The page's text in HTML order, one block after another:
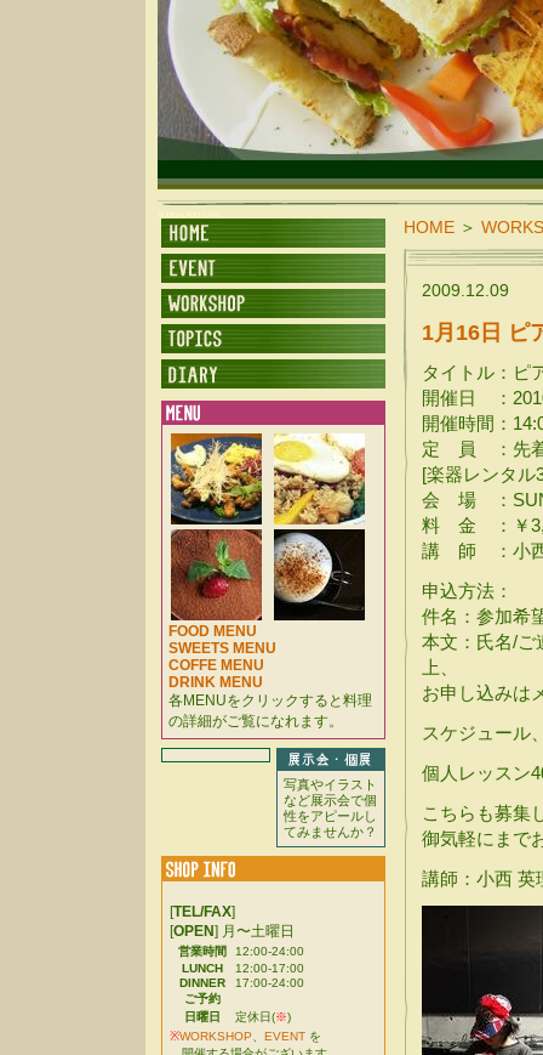
HOME ＞
2009.12.09
1月16日 ピ
タイトル：ピ
開催日 ：
開催時間：
定 員 ：先着
[楽器レンタル
会 場 ：
料 金 ：￥
講 師 ：小西
申込方法：
件名：参加希
本文：氏名/ご
上、
お申し込みは
スケジュール
個人レッスン
こちらも募集
御気軽にまで
講師：小西 英
FOOD MENU
SWEETS MENU
COFFE MENU
DRINK MENU
各MENUをクリックすると料理
の詳細がご覧になれます。
写真やイラスト
など展示会で個
性をアピールし
てみませんか？
[TEL/FAX]
[OPEN] 月〜土曜日
営業時間
12:00-24:00
LUNCH
12:00-17:00
DINNER
17:00-24:00
ご予約
日曜日
定休日(※)
※WORKSHOP EVENT を